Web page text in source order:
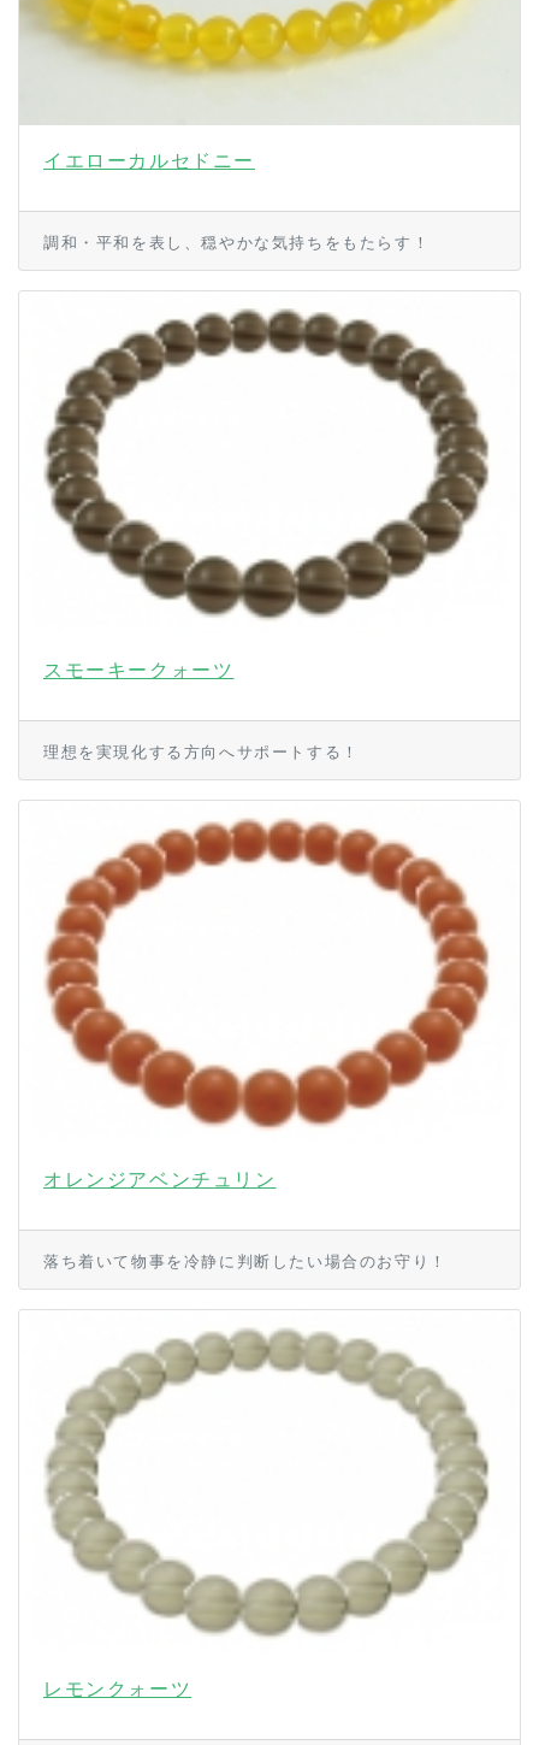
イエローカルセドニー
調和・平和を表し、穏やかな気持ちをもたらす！
スモーキークォーツ
理想を実現化する方向へサポートする！
オレンジアベンチュリン
落ち着いて物事を冷静に判断したい場合のお守り！
レモンクォーツ